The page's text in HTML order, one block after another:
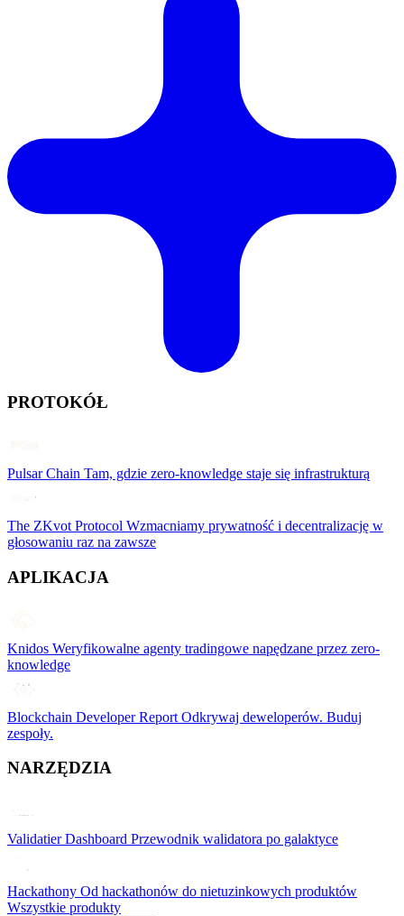
PROTOKÓŁ
Pulsar Chain Tam, gdzie zero-knowledge staje się infrastrukturą
The ZKvot Protocol Wzmacniamy prywatność i decentralizację w
głosowaniu raz na zawsze
APLIKACJA
Knidos Weryfikowalne agenty tradingowe napędzane przez zero-
knowledge
Blockchain Developer Report Odkrywaj deweloperów. Buduj
zespoły.
NARZĘDZIA
Validatier Dashboard Przewodnik walidatora po galaktyce
Hackathony Od hackathonów do nietuzinkowych produktów
Wszystkie produkty